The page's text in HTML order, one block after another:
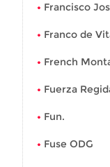
Francisco
Franco de
French
Fuerza
Fun.
Fuse ODG